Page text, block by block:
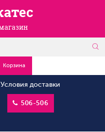
Корзина
Условия доставки
506-506